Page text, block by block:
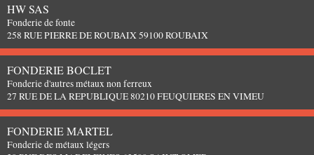
HW SAS
Fonderie de fonte
258 RUE PIERRE DE ROUBAIX 59100 ROUBAIX
FONDERIE BOCLET
Fonderie d'autres métaux non ferreux
27 RUE DE LA REPUBLIQUE 80210 FEUQUIERES EN VIMEU
FONDERIE MARTEL
Fonderie de métaux légers